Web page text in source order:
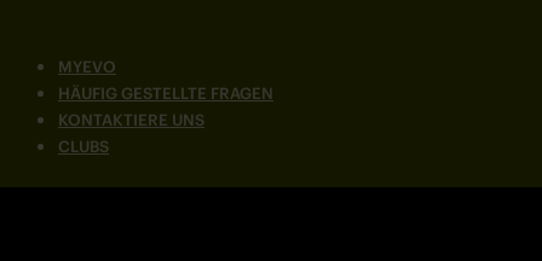
MYEVO
HÄUFIG GESTELLTE FRAGEN
KONTAKTIERE UNS
CLUBS